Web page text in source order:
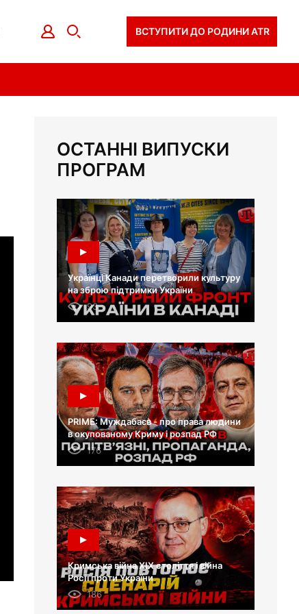
ВСТУПИТИ ДО РОДИНИ ATR
ОСТАННІ ВИПУСКИ
ПРОГРАМ
Українці Канади перетворили культуру
на зброю підтримки України
93
PRIME: Муждабаєв - про права людини
в окупованому Криму і розпад РФ
176
Кримська війна XIX століття і війна
Росії проти України
186